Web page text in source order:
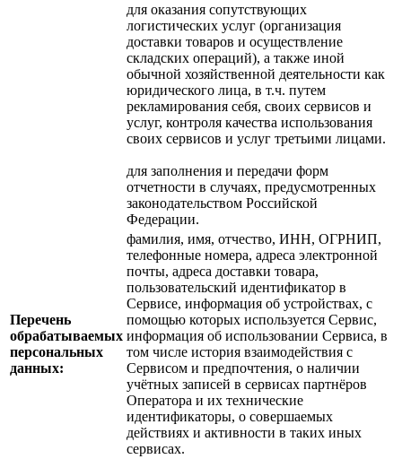
для оказания сопутствующих
логистических услуг (организация
доставки товаров и осуществление
складских операций), а также иной
обычной хозяйственной деятельности как
юридического лица, в т.ч. путем
рекламирования себя, своих сервисов и
услуг, контроля качества использования
своих сервисов и услуг третьими лицами.
для заполнения и передачи форм
отчетности в случаях, предусмотренных
законодательством Российской
Федерации.
Перечень
обрабатываемых
персональных
данных:
фамилия, имя, отчество, ИНН, ОГРНИП,
телефонные номера, адреса электронной
почты, адреса доставки товара,
пользовательский идентификатор в
Сервисе, информация об устройствах, с
помощью которых используется Сервис,
информация об использовании Сервиса, в
том числе история взаимодействия с
Сервисом и предпочтения, о наличии
учётных записей в сервисах партнёров
Оператора и их технические
идентификаторы, о совершаемых
действиях и активности в таких иных
сервисах.